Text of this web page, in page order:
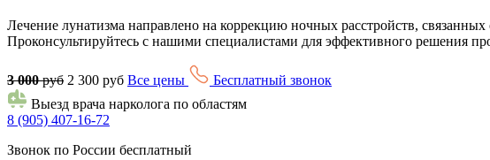
Лечение лунатизма направлено на коррекцию ночных расстройств,
Проконсультируйтесь с нашими специалистами для эффективного решения
3 000руб 2 300 руб Все цены
Бесплатный звонок
Выезд врача нарколога по областям
8 (905) 407-16-72
Звонок по России бесплатный